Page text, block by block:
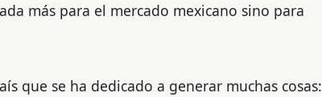
más para el mercado mexicano sino para
que se ha dedicado a generar muchas cosas: